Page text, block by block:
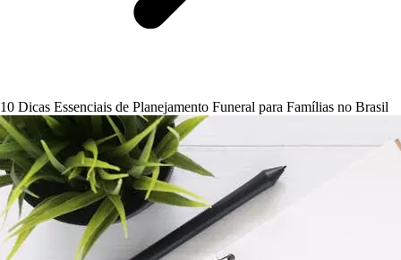
10 Dicas Essenciais de Planejamento Funeral para Famílias no Brasil